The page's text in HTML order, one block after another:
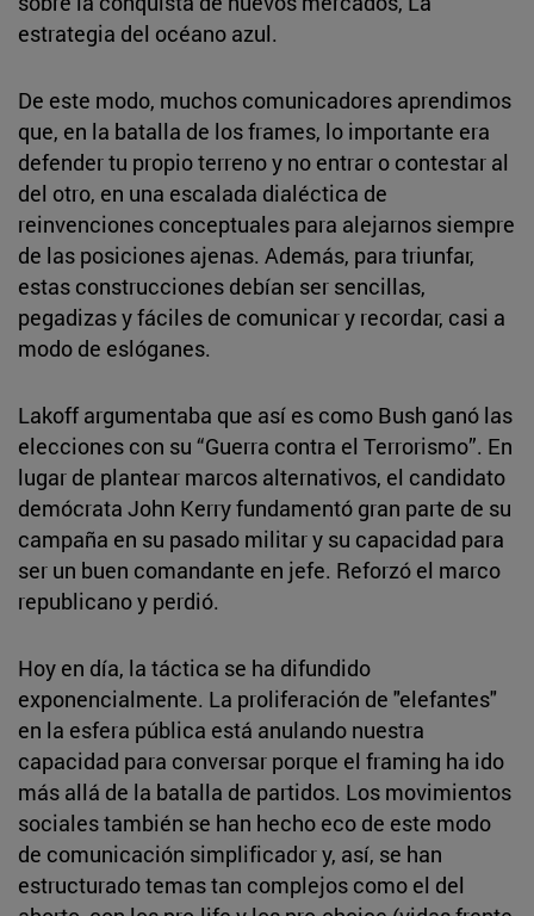
estrategia del océano azul.
De este modo, muchos comunicadores aprendimos
que, en la batalla de los frames, lo importante era
defender tu propio terreno y no entrar o contestar al
del otro, en una escalada dialéctica de
reinvenciones conceptuales para alejarnos siempre
de las posiciones ajenas. Además, para triunfar,
estas construcciones debían ser sencillas,
pegadizas y fáciles de comunicar y recordar, casi a
modo de eslóganes.
Lakoff argumentaba que así es como Bush ganó las
elecciones con su “Guerra contra el Terrorismo”. En
lugar de plantear marcos alternativos, el candidato
demócrata John Kerry fundamentó gran parte de su
campaña en su pasado militar y su capacidad para
ser un buen comandante en jefe. Reforzó el marco
republicano y perdió.
Hoy en día, la táctica se ha difundido
exponencialmente. La proliferación de "elefantes"
en la esfera pública está anulando nuestra
capacidad para conversar porque el framing ha ido
más allá de la batalla de partidos. Los movimientos
sociales también se han hecho eco de este modo
de comunicación simplificador y, así, se han
estructurado temas tan complejos como el del